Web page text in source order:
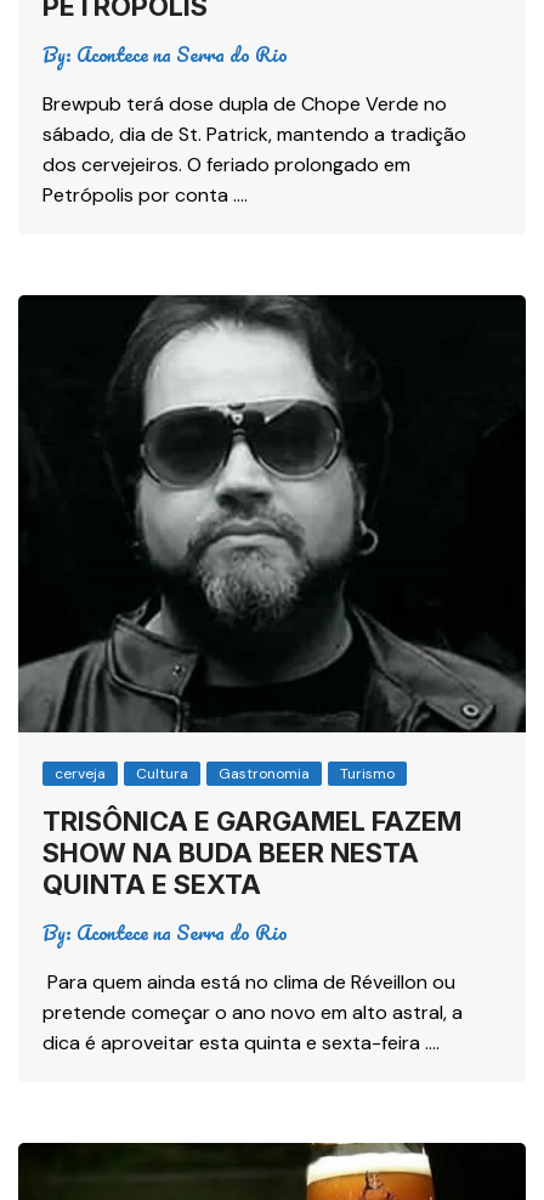
By: Acontece na Serra do Rio
Brewpub terá dose dupla de Chope Verde no
sábado, dia de St. Patrick, mantendo a tradição
dos cervejeiros. O feriado prolongado em
Petrópolis por conta ….
cerveja Cultura Gastronomia Turismo
TRISÔNICA E GARGAMEL FAZEM
SHOW NA BUDA BEER NESTA
QUINTA E SEXTA
By: Acontece na Serra do Rio
Para quem ainda está no clima de Réveillon ou
pretende começar o ano novo em alto astral, a
dica é aproveitar esta quinta e sexta-feira ….